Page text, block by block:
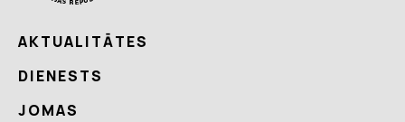
AKTUALITĀTES
DIENESTS
JOMAS